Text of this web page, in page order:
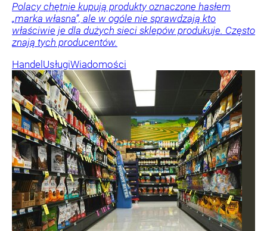
Polacy chętnie kupują produkty oznaczone hasłem
„marka własna”, ale w ogóle nie sprawdzają kto
właściwie je dla dużych sieci sklepów produkuje. Często
znają tych producentów.
Handel UsługiWiadomości